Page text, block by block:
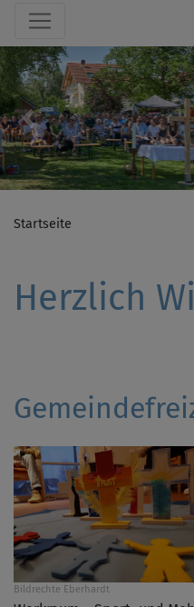
Previous
Startseite
Herzlich
Bildrechte Eberhardt